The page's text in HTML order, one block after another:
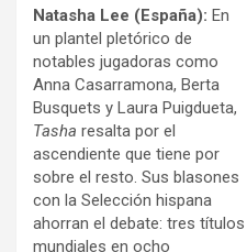
Natasha Lee (España): En
un plantel pletórico de
notables jugadoras como
Anna Casarramona, Berta
Busquets y Laura Puigdueta,
Tasha resalta por el
ascendiente que tiene por
sobre el resto. Sus blasones
con la Selección hispana
ahorran el debate: tres títulos
mundiales en ocho